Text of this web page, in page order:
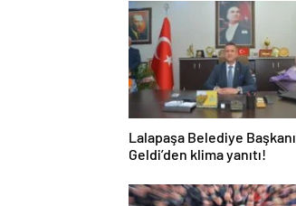
Lalapaşa Belediye Başkanı
Geldi’den klima yanıtı!